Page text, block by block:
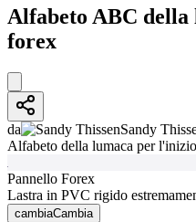
Alfabeto ABC della
forex
da
Sandy
Alfabeto della lumaca per
Pannello Forex
Lastra in PVC rigido
cambiaCambia